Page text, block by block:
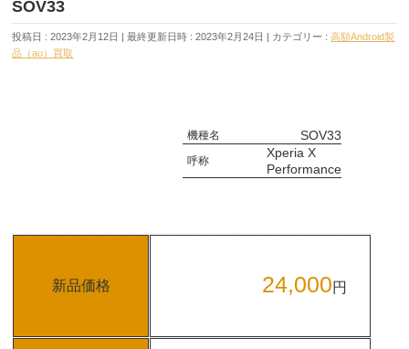
SOV33
投稿日 : 2023年2月12日 最終更新日時 : 2023年2月24日 カテゴリー :高額Android製
品（au）買取
機種名 SOV33
呼称
Xperia X
Performance
新品価格 24,000円